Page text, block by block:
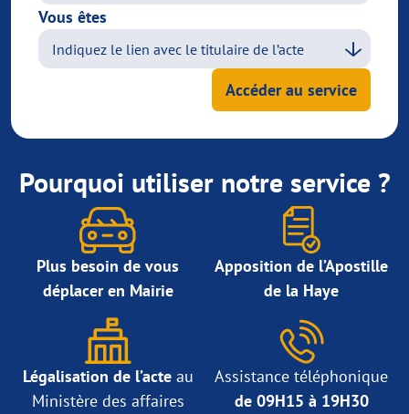
Vous êtes
Accéder au service
Pourquoi utiliser notre service ?
Plus besoin de vous
déplacer en Mairie
Apposition de l’Apostille
de la Haye
Légalisation de l’acteau
Ministère des affaires
Assistance téléphonique
de 09H15 à 19H30